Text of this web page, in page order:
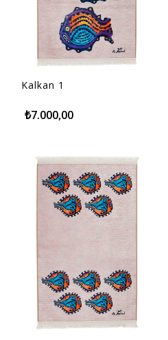
Kalkan 1
₺7.000,00